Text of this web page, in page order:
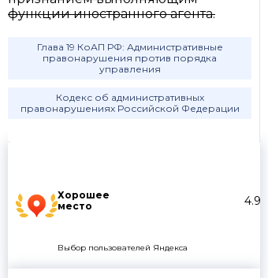
Хорошее
место
4.9
Выбор пользователей Яндекса
функции иностранного агента.
Глава 19 КоАП РФ: Административные
правонарушения против порядка
управления
Кодекс об административных
правонарушениях Российской Федерации